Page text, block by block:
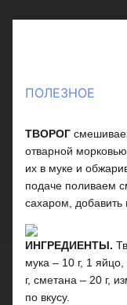
ПОЛЕЗНОЕ
ТВОРОГ
отварной
их в муке и
подаче поливаем
сахаром, добавить
ИНГРЕДИЕНТЫ.
мука – 10 г, 1
г, сметана – 20 г,
по вкусу.